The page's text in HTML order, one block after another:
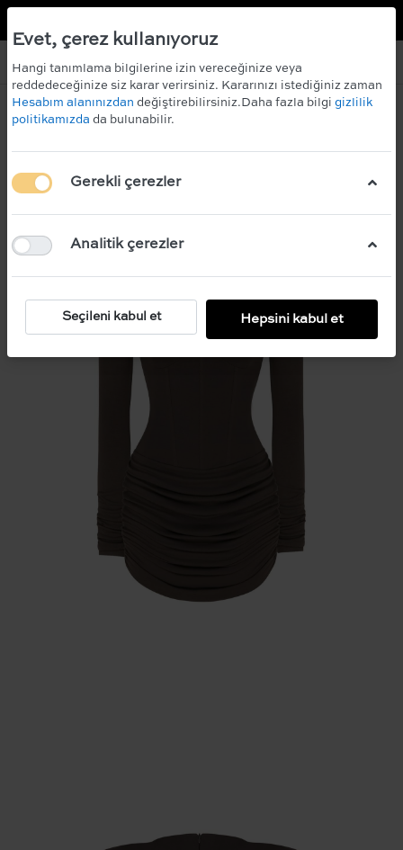
Evet, çerez kullanıyoruz
Hangi tanımlama bilgilerine izin vereceğinize veya
reddedeceğinize siz karar verirsiniz. Kararınızı istediğiniz zaman
Hesabım alanınızdan değiştirebilirsiniz.Daha fazla bilgi gizlilik
politikamızda da bulunabilir.
Gerekli çerezler
Analitik çerezler
Seçileni kabul et Hepsini kabul et